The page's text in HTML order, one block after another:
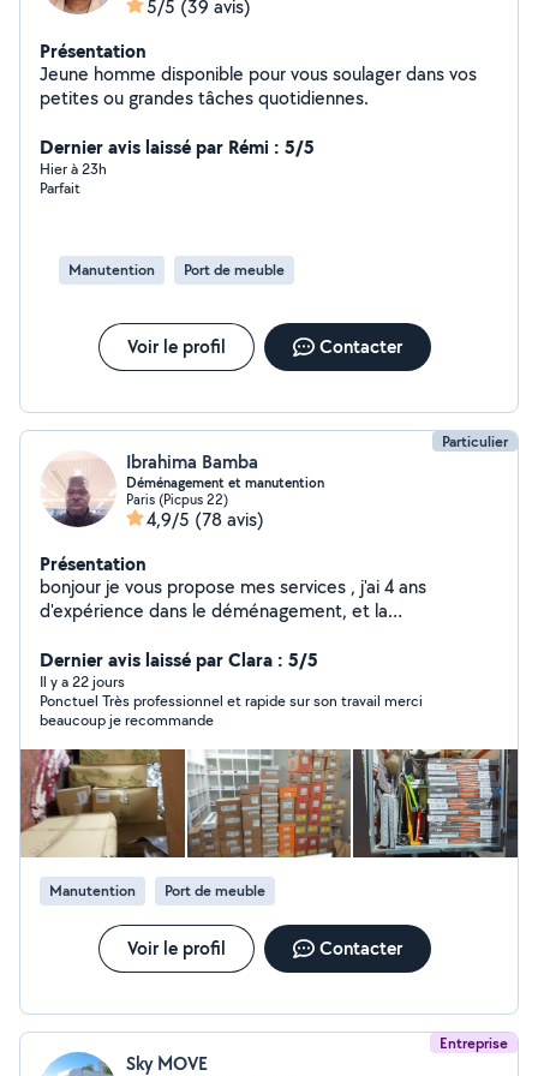
5/5 (39 avis)
Présentation
Jeune homme disponible pour vous soulager dans vos
petites ou grandes tâches quotidiennes.
Dernier avis laissé par Rémi : 5/5
Hier à 23h
Parfait
Manutention Port de meuble
Voir le profil Contacter
Particulier
Ibrahima Bamba
Déménagement et manutention
Paris (Picpus 22)
4,9/5 (78 avis)
Présentation
bonjour je vous propose mes services , j'ai 4 ans
d'expérience dans le déménagement, et la
avec un travail soigneux. n'hésitez pas à me contacter
merci à vous
Dernier avis laissé par Clara : 5/5
Il y a 22 jours
Ponctuel Très professionnel et rapide sur son travail merci
beaucoup je recommande
Manutention Port de meuble
Voir le profil Contacter
Entreprise
Sky MOVE